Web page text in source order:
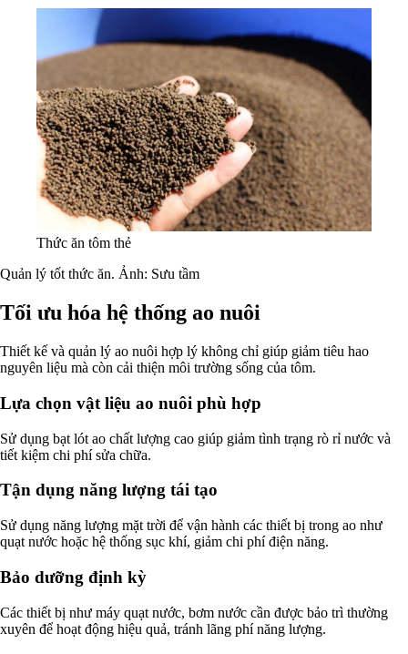
Thức ăn tôm thẻ
Quản lý tốt thức ăn. Ảnh: Sưu tầm
Tối ưu hóa hệ thống ao nuôi
Thiết kế và quản lý ao nuôi hợp lý không chỉ giúp giảm tiêu hao
nguyên liệu mà còn cải thiện môi trường sống của tôm.
Lựa chọn vật liệu ao nuôi phù hợp
Sử dụng bạt lót ao chất lượng cao giúp giảm tình trạng rò rỉ nước và
tiết kiệm chi phí sửa chữa.
Tận dụng năng lượng tái tạo
Sử dụng năng lượng mặt trời để vận hành các thiết bị trong ao như
quạt nước hoặc hệ thống sục khí, giảm chi phí điện năng.
Bảo dưỡng định kỳ
Các thiết bị như máy quạt nước, bơm nước cần được bảo trì thường
xuyên để hoạt động hiệu quả, tránh lãng phí năng lượng.